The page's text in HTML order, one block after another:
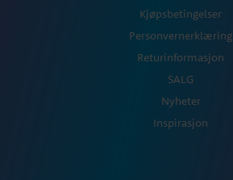
Kjøpsbetingelser
Personvernerklæring
Returinformasjon
SALG
Nyheter
Inspirasjon